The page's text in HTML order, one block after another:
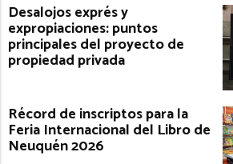
Desalojos exprés y
expropiaciones: puntos
principales del proyecto de
propiedad privada
Récord de inscriptos para la
Feria Internacional del Libro de
Neuquén 2026